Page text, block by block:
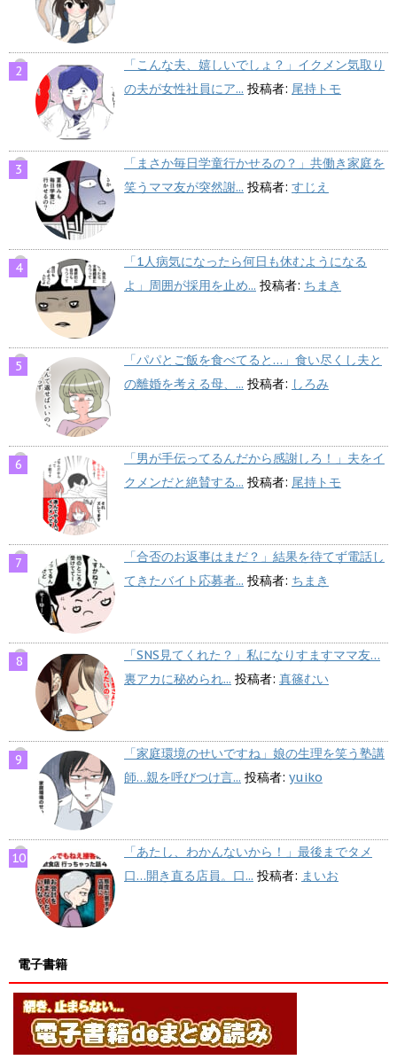
「こんな夫、嬉しいでしょ？」イクメン気取り
の夫が女性社員にア... 投稿者: 尾持トモ
「まさか毎日学童行かせるの？」共働き家庭を
笑うママ友が突然謝... 投稿者: すじえ
「1人病気になったら何日も休むようになる
よ」周囲が採用を止め... 投稿者: ちまき
「パパとご飯を食べてると…」食い尽くし夫と
の離婚を考える母、... 投稿者: しろみ
「男が手伝ってるんだから感謝しろ！」夫をイ
クメンだと絶賛する... 投稿者: 尾持トモ
「合否のお返事はまだ？」結果を待てず電話し
てきたバイト応募者... 投稿者: ちまき
「SNS見てくれた？」私になりすますママ友…
裏アカに秘められ... 投稿者: 真篠むい
「家庭環境のせいですね」娘の生理を笑う塾講
師…親を呼びつけ言... 投稿者: yuiko
「あたし、わかんないから！」最後までタメ
口…開き直る店員。口... 投稿者: まいお
電子書籍